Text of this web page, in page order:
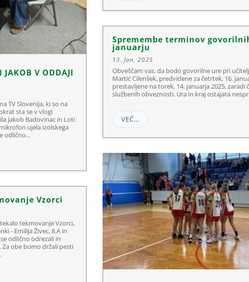
JAKOB V ODDAJI
TV Slovenija, ki so na
sta se v vlogi
Jakob Badovinac in Loti
ujela izolskega
odlično...
Vzorci
tekmovanje Vzorci,
- Emilija Živec, 8.A in
odlično odrezali in
obe bomo držali pesti
Spremembe terminov
januarju
13. Jan, 2025
Obveščam vas, da bodo govorilne ure pri
Martić Cilenšek, predvidene za četrtek, 16.
prestavljene na torek, 14. januarja 2025, zaradi
službenih obveznosti. Ura in kraj ostajata
VEČ...